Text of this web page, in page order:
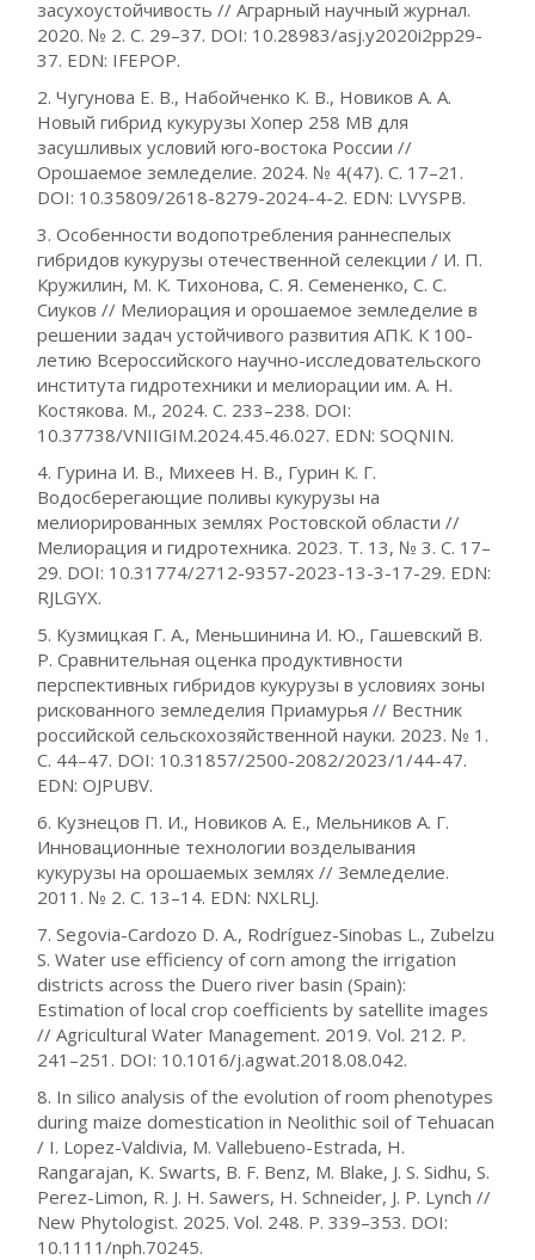
засухоустойчивость // Аграрный научный журнал.
2020. № 2. С. 29–37. DOI: 10.28983/asj.y2020i2pp29-
37. EDN: IFEPOP.
2. Чугунова Е. В., Набойченко К. В., Новиков А. А.
Новый гибрид кукурузы Хопер 258 МВ для
засушливых условий юго-востока России //
Орошаемое земледелие. 2024. № 4(47). С. 17–21.
DOI: 10.35809/2618-8279-2024-4-2. EDN: LVYSPB.
3. Особенности водопотребления раннеспелых
гибридов кукурузы отечественной селекции / И. П.
Кружилин, М. К. Тихонова, С. Я. Семененко, С. С.
Сиуков // Мелиорация и орошаемое земледелие в
решении задач устойчивого развития АПК. К 100-
летию Всероссийского научно-исследовательского
института гидротехники и мелиорации им. А. Н.
Костякова. М., 2024. С. 233–238. DOI:
10.37738/VNIIGIM.2024.45.46.027. EDN: SOQNIN.
4. Гурина И. В., Михеев Н. В., Гурин К. Г.
Водосберегающие поливы кукурузы на
мелиорированных землях Ростовской области //
Мелиорация и гидротехника. 2023. Т. 13, № 3. С. 17–
29. DOI: 10.31774/2712-9357-2023-13-3-17-29. EDN:
RJLGYX.
5. Кузмицкая Г. А., Меньшинина И. Ю., Гашевский В.
Р. Сравнительная оценка продуктивности
перспективных гибридов кукурузы в условиях зоны
рискованного земледелия Приамурья // Вестник
российской сельскохозяйственной науки. 2023. № 1.
С. 44–47. DOI: 10.31857/2500-2082/2023/1/44-47.
EDN: OJPUBV.
6. Кузнецов П. И., Новиков А. Е., Мельников А. Г.
Инновационные технологии возделывания
кукурузы на орошаемых землях // Земледелие.
2011. № 2. C. 13–14. EDN: NXLRLJ.
7. Segovia-Cardozo D. A., Rodríguez-Sinobas L., Zubelzu
S. Water use efficiency of corn among the irrigation
districts across the Duero river basin (Spain):
Estimation of local crop coefficients by satellite images
// Agricultural Water Management. 2019. Vol. 212. P.
241–251. DOI: 10.1016/j.agwat.2018.08.042.
8. In silico analysis of the evolution of room phenotypes
during maize domestication in Neolithic soil of Tehuacan
/ I. Lopez-Valdivia, M. Vallebueno-Estrada, H.
Rangarajan, K. Swarts, B. F. Benz, M. Blake, J. S. Sidhu, S.
Perez-Limon, R. J. H. Sawers, H. Schneider, J. P. Lynch //
New Phytologist. 2025. Vol. 248. P. 339–353. DOI:
10.1111/nph.70245.